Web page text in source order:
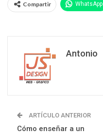
Compartir WhatsApp
Antonio
ARTÍCULO ANTERIOR
Cómo enseñar a un